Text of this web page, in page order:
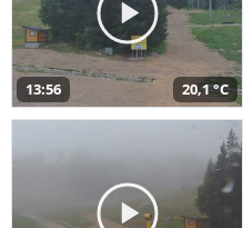
13:56 20,1 °C